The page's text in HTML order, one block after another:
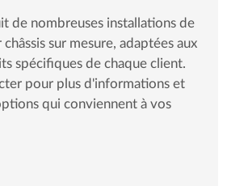
de nombreuses installations de
sur mesure, adaptées aux
spécifiques de chaque client.
pour plus d'informations et
qui conviennent à vos